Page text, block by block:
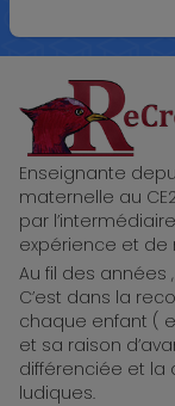
ReCreatisse
Enseignante
maternelle au
par
expérience et de
Au fil des années
C’est dans la
chaque enfant (
et sa raison
différenciée et la
ludiques.